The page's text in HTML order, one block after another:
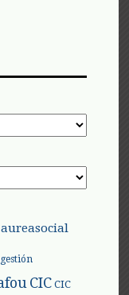
aureasocial
CIC CIC